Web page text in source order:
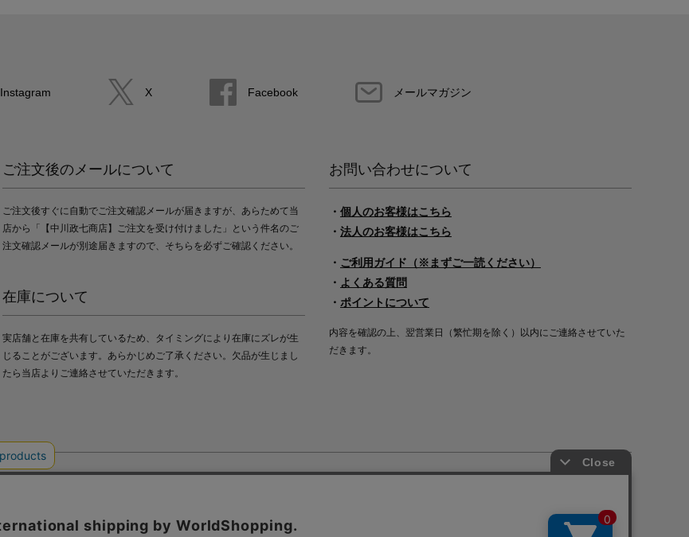
Instagram X Facebook メールマガジン
ご注文後のメールについて
ご注文後すぐに自動でご注文確認メールが届きますが、あらためて当
店から「【中川政七商店】ご注文を受け付けました」という件名のご
注文確認メールが別途届きますので、そちらを必ずご確認ください。
在庫について
実店舗と在庫を共有しているため、タイミングにより在庫にズレが生
じることがございます。あらかじめご了承ください。欠品が生じまし
たら当店よりご連絡させていただきます。
お問い合わせについて
・ 個人のお客様はこちら
・ 法人のお客様はこちら
・ ご利用ガイド（※まずご一読ください）
・ よくある質問
・ ポイントについて
内容を確認の上、翌営業日（繁忙期を除く）以内にご連絡させていた
だきます。